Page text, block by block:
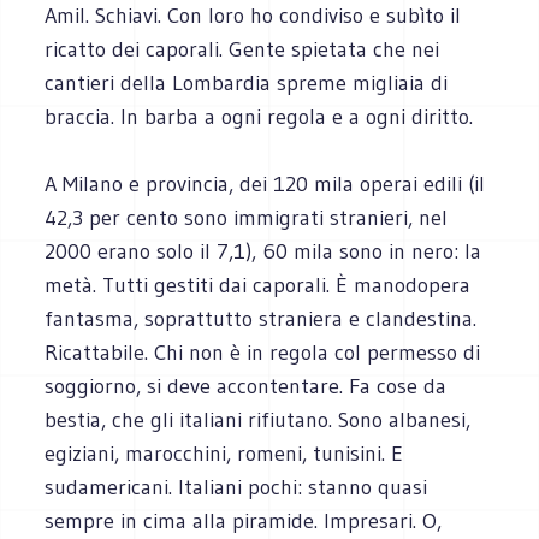
Amil. Schiavi. Con loro ho condiviso e subìto il
ricatto dei caporali. Gente spietata che nei
cantieri della Lombardia spreme migliaia di
braccia. In barba a ogni regola e a ogni diritto.
A Milano e provincia, dei 120 mila operai edili (il
42,3 per cento sono immigrati stranieri, nel
2000 erano solo il 7,1), 60 mila sono in nero: la
metà. Tutti gestiti dai caporali. È manodopera
fantasma, soprattutto straniera e clandestina.
Ricattabile. Chi non è in regola col permesso di
soggiorno, si deve accontentare. Fa cose da
bestia, che gli italiani rifiutano. Sono albanesi,
egiziani, marocchini, romeni, tunisini. E
sudamericani. Italiani pochi: stanno quasi
sempre in cima alla piramide. Impresari. O,